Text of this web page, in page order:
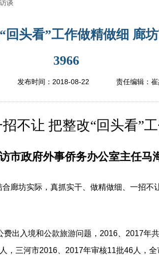
谈
头看”工作做精做细 廊
3966
发布时间： 2018-08-22 责任编辑：
让 把整改“回头看”工
政府外事侨务办公室主任马
廊坊实际，真抓实干、做精做细、一招不
入境和公款旅游问题，2016、2017年
，三河市2016、2017年审核11批46人，